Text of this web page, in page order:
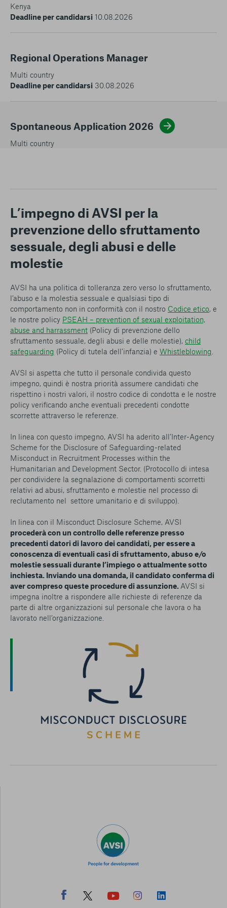
Kenya
Deadline per candidarsi 10.08.2026
Regional Operations Manager
Multi country
Deadline per candidarsi 30.08.2026
Spontaneous Application 2026
Multi country
L’impegno di AVSI per la
prevenzione dello sfruttamento
sessuale, degli abusi e delle
molestie
AVSI ha una politica di tolleranza zero verso lo sfruttamento,
l’abuso e la molestia sessuale e qualsiasi tipo di
comportamento non in conformità con il nostro Codice etico, e
le nostre policy PSEAH – prevention of sexual exploitation,
abuse and harrassment (Policy di prevenzione dello
sfruttamento sessuale, degli abusi e delle molestie), child
safeguarding (Policy di tutela dell’infanzia) e Whistleblowing
AVSI si aspetta che tutto il personale condivida questo
impegno, quindi è nostra priorità assumere candidati che
rispettino i nostri valori, il nostro codice di condotta e le nostre
policy verificando anche eventuali precedenti condotte
scorrette attraverso le referenze.
In linea con questo impegno, AVSI ha aderito all’Inter-Agency
Scheme for the Disclosure of Safeguarding-related
Misconduct in Recruitment Processes within the
Humanitarian and Development Sector. (Protocollo di intesa
per condividere la segnalazione di comportamenti scorretti
relativi ad abusi, sfruttamento e molestie nel processo di
reclutamento nel settore umanitario e di sviluppo).
In linea con il Misconduct Disclosure Scheme, AVSI
procederà con un controllo delle referenze presso
precedenti datori di lavoro dei candidati, per essere a
conoscenza di eventuali casi di sfruttamento, abuso e/o
molestie sessuali durante l’impiego o attualmente sotto
inchiesta. Inviando una domanda, il candidato conferma di
aver compreso queste procedure di assunzione. AVSI si
impegna inoltre a rispondere alle richieste di referenze da
parte di altre organizzazioni sul personale che lavora o ha
lavorato nell’organizzazione.